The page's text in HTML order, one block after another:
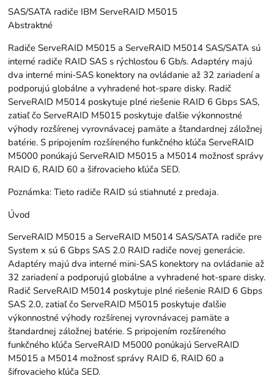
SAS/SATA radiče IBM ServeRAID M5015
Abstraktné
Radiče ServeRAID M5015 a ServeRAID M5014 SAS/SATA sú
interné radiče RAID SAS s rýchlosťou 6 Gb/s. Adaptéry majú
dva interné mini-SAS konektory na ovládanie až 32 zariadení a
podporujú globálne a vyhradené hot-spare disky. Radič
ServeRAID M5014 poskytuje plné riešenie RAID 6 Gbps SAS,
zatiaľ čo ServeRAID M5015 poskytuje ďalšie výkonnostné
výhody rozšírenej vyrovnávacej pamäte a štandardnej záložnej
batérie. S pripojením rozšíreného funkčného kľúča ServeRAID
M5000 ponúkajú ServeRAID M5015 a M5014 možnosť správy
RAID 6, RAID 60 a šifrovacieho kľúča SED.
Poznámka: Tieto radiče RAID sú stiahnuté z predaja.
Úvod
ServeRAID M5015 a ServeRAID M5014 SAS/SATA radiče pre
System x sú 6 Gbps SAS 2.0 RAID radiče novej generácie.
Adaptéry majú dva interné mini-SAS konektory na ovládanie až
32 zariadení a podporujú globálne a vyhradené hot-spare disky.
Radič ServeRAID M5014 poskytuje plné riešenie RAID 6 Gbps
SAS 2.0, zatiaľ čo ServeRAID M5015 poskytuje ďalšie
výkonnostné výhody rozšírenej vyrovnávacej pamäte a
štandardnej záložnej batérie. S pripojením rozšíreného
funkčného kľúča ServeRAID M5000 ponúkajú ServeRAID
M5015 a M5014 možnosť správy RAID 6, RAID 60 a
šifrovacieho kľúča SED.